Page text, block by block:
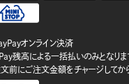
オンライン決済
残高による一括払いのみとなりま
前にご注文金額をチャージしてか